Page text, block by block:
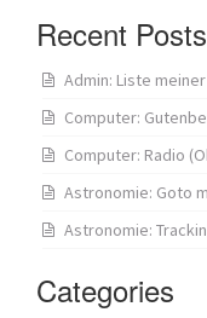
Recent Posts
Admin: Liste
Computer:
Computer: Radio
Astronomie: Goto
Astronomie:
Categories